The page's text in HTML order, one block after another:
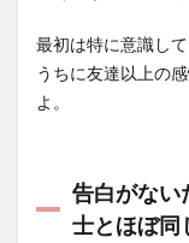
最初は特に意識し
うちに友達以上の
よ。
告白がない
士とほぼ同